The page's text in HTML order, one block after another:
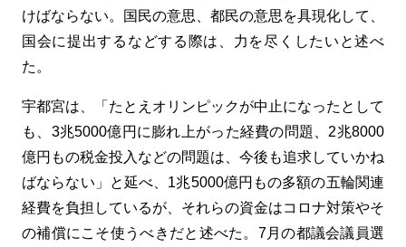
けばならない。国民の意思、都民の意思を具現化して、
国会に提出するなどする際は、力を尽くしたいと述べ
た。
宇都宮は、「たとえオリンピックが中止になったとして
も、3兆5000億円に膨れ上がった経費の問題、 2兆8000
億円もの税金投入などの問題は、今後も追求していかね
ばならない」と延べ、 1兆5000億円もの多額の五輪関連
経費を負担しているが、それらの資金はコロナ対策やそ
の補償にこそ使うべきだと述べた。7月の都議会議員選